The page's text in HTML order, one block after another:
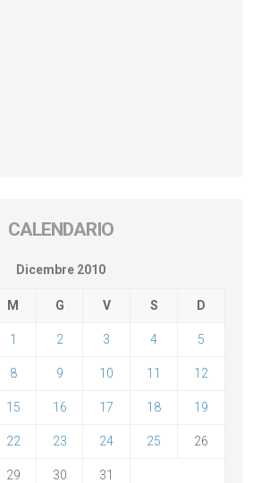
CALENDARIO
Dicembre 2010
M G V S D
1 2 3 4 5
8 9 10 11 12
15 16 17 18 19
22 23 24 25 26
29 30 31